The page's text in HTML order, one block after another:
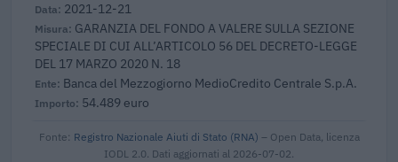
2021-12-21
GARANZIA DEL FONDO A VALERE SULLA SEZIONE
SPECIALE DI CUI ALL’ARTICOLO 56 DEL DECRETO-LEGGE
DEL 17 MARZO 2020 N. 18
Banca del Mezzogiorno MedioCredito Centrale S.p.A.
54.489 euro
Fonte: Registro Nazionale Aiuti di Stato (RNA) – Open Data, licenza
IODL 2.0. Dati aggiornati al 2026-07-02.